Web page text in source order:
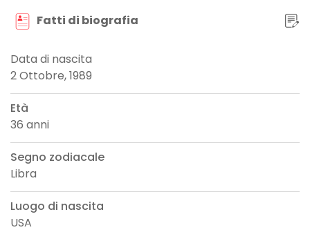
Fatti di biografia
Data di nascita
2 Ottobre, 1989
Età
36 anni
Segno zodiacale
Libra
Luogo di nascita
USA